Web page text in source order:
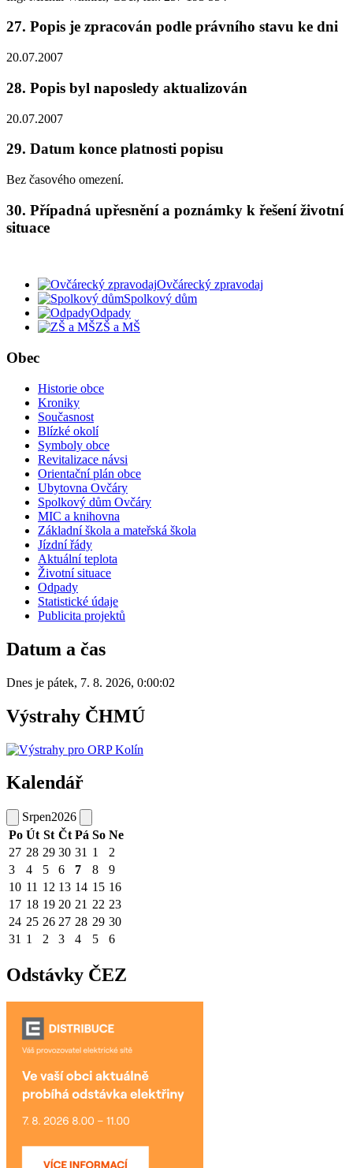
27. Popis je zpracován podle právního stavu ke dni
20.07.2007
28. Popis byl naposledy aktualizován
20.07.2007
29. Datum konce platnosti popisu
Bez časového omezení.
30. Případná upřesnění a poznámky k řešení životní
situace
Ovčárecký zpravodaj
Spolkový dům
Odpady
ZŠ a MŠ
Obec
Historie obce
Kroniky
Současnost
Blízké okolí
Symboly obce
Revitalizace návsi
Orientační plán obce
Ubytovna Ovčáry
Spolkový dům Ovčáry
MIC a knihovna
Základní škola a mateřská škola
Jízdní řády
Aktuální teplota
Životní situace
Odpady
Statistické údaje
Publicita projektů
Datum a čas
Dnes je pátek, 7. 8. 2026, 0:00:02
Výstrahy ČHMÚ
Kalendář
Srpen2026
Po Út St Čt Pá So Ne
27 28 29 30 31 1
2
3
4 5 6 7 8
9
10 11 12 13 14 15 16
17 18 19 20 21 22 23
24 25 26 27 28 29 30
31 1 2 3 4 5 6
Odstávky ČEZ